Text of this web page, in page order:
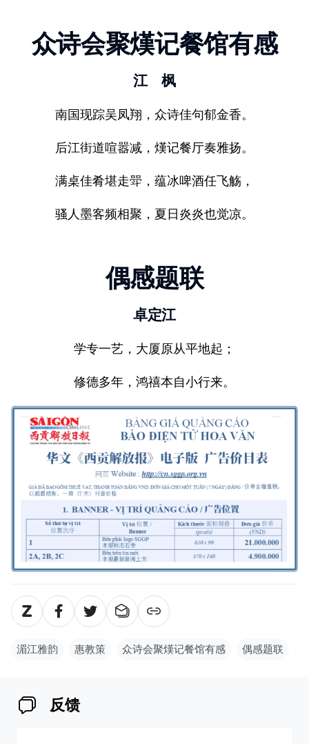
众诗会聚熯记餐馆有感
江 枫
南国现踪吴凤翔，众诗佳句郁金香。
后江街道喧嚣减，熯记餐厅奏雅扬。
满桌佳肴堪走斝，蕴冰啤酒任飞觞，
骚人墨客频相聚，夏日炎炎也觉凉。
偶感题联
卓定江
学专一艺，大厦原从平地起；
修德多年，鸿禧本自小行来。
湄江雅韵 惠教策 众诗会聚熯记餐馆有感 偶感题联
反馈